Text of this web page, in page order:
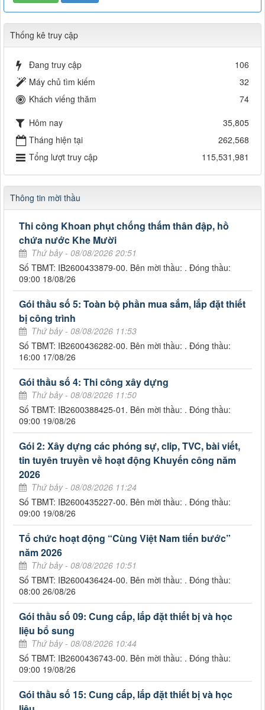
Thống kê truy cập
Đang truy cập
106
Máy chủ tìm kiếm
32
Khách viếng thăm
74
Hôm nay
35,805
Tháng hiện tại
262,568
Tổng lượt truy cập
115,531,981
Thông tin mời thầu
Thi công Khoan phụt chống thấm thân đập, hồ
chứa nước Khe Mười
Thứ bảy - 08/08/2026 20:51
Số TBMT: IB2600433879-00. Bên mời thầu: . Đóng thầu:
09:00 18/08/26
Gói thầu số 5: Toàn bộ phần mua sắm, lắp đặt thiết
bị công trình
Thứ bảy - 08/08/2026 11:53
Số TBMT: IB2600436282-00. Bên mời thầu: . Đóng thầu:
16:00 17/08/26
Gói thầu số 4: Thi công xây dựng
Thứ bảy - 08/08/2026 11:50
Số TBMT: IB2600388425-01. Bên mời thầu: . Đóng thầu:
09:00 19/08/26
Gói 2: Xây dựng các phóng sự, clip, TVC, bài viết,
tin tuyên truyền về hoạt động Khuyến công năm
2026
Thứ bảy - 08/08/2026 11:24
Số TBMT: IB2600435227-00. Bên mời thầu: . Đóng thầu:
09:00 19/08/26
Tổ chức hoạt động “Cùng Việt Nam tiến bước”
năm 2026
Thứ bảy - 08/08/2026 10:51
Số TBMT: IB2600436424-00. Bên mời thầu: . Đóng thầu:
08:00 26/08/26
Gói thầu số 09: Cung cấp, lắp đặt thiết bị và học
liệu bổ sung
Thứ bảy - 08/08/2026 10:44
Số TBMT: IB2600436743-00. Bên mời thầu: . Đóng thầu:
09:00 19/08/26
Gói thầu số 15: Cung cấp, lắp đặt thiết bị và học